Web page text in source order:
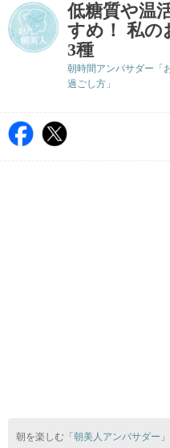
低糖質や温
すめ！ 私の
3種
朝時間アンバサダー「
過ごし方」
朝を楽しむ「 朝美人アンバサダー